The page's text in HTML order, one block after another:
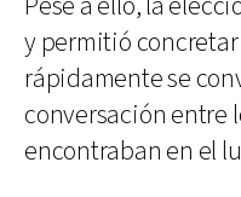
y permitió
rápidamente se
conversación entre
encontraban en el